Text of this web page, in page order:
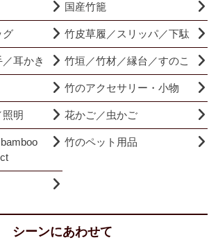
国産竹籠
グ 竹皮草履／スリッパ／下駄
耳かき 竹垣／竹材／縁台／すのこ
竹のアクセサリー・小物
明 花かご／虫かご
竹のペット用品
シーンにあわせて